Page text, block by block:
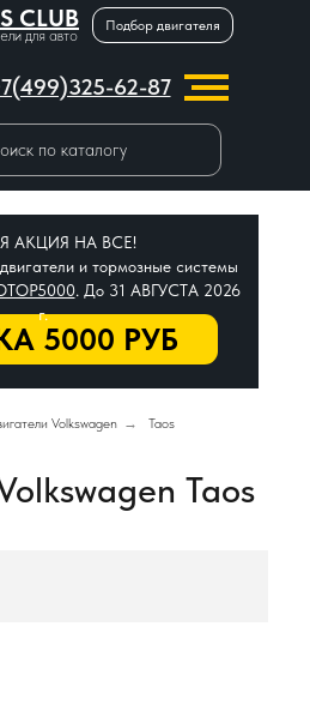
CLUB
для авто
Подбор двигателя
62-87
по каталогу
5000 РУБ
АКЦИЯ НА ВСЕ!
и тормозные системы
. До 31 АВГУСТА 2026
г.
Volkswagen → Taos
Taos